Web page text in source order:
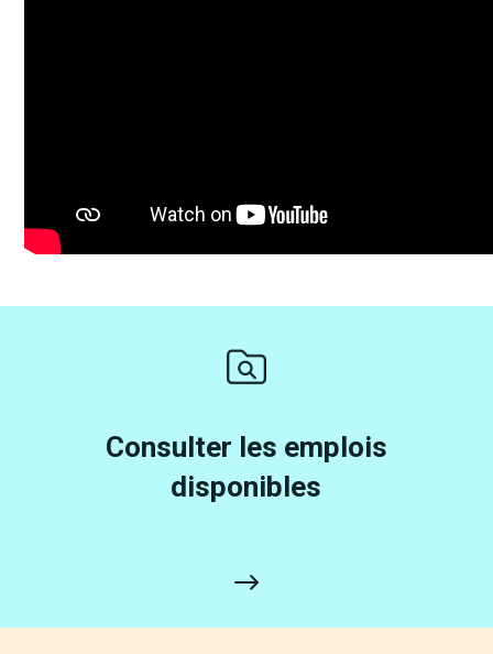
Consulter les emplois
disponibles